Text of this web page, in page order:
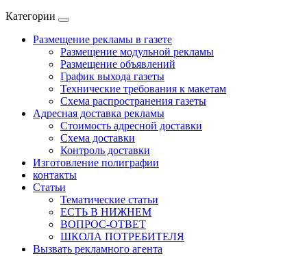
Категории
Размещение рекламы в газете
Размещение модульной рекламы
Размещение объявлений
График выхода газеты
Технические требования к макетам
Схема распространения газеты
Адресная доставка рекламы
Стоимость адресной доставки
Схема доставки
Контроль доставки
Изготовление полиграфии
контакты
Статьи
Тематические статьи
ЕСТЬ В НИЖНЕМ
ВОПРОС-ОТВЕТ
ШКОЛА ПОТРЕБИТЕЛЯ
Вызвать рекламного агента